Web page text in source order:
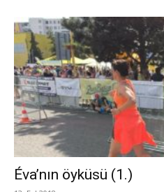
Éva’nın öyküsü (1.)